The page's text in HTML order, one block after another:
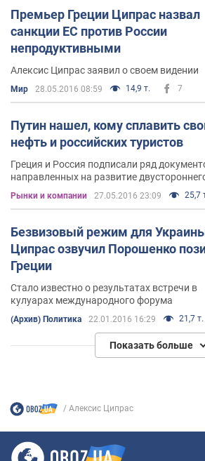
Премьер Греции Ципрас назвал
санкции ЕС против России
непродуктивными
Алексис Ципрас заявил о своем видении
Мир 28.05.2016 08:59 14,9 т. 7
Путин нашел, кому сплавить
нефть и российских туристов
Греция и Россия подписали ряд
направленных на развитие
Рынки и компании 27.05.2016 23:09 25,7
Безвизовый режим для
Ципрас озвучил Порошенко
Греции
Стало известно о результатах встречи в
кулуарах международного форума
(Архив) Политика 22.01.2016 16:29 21,7 т.
Показать больше
Алексис Ципрас